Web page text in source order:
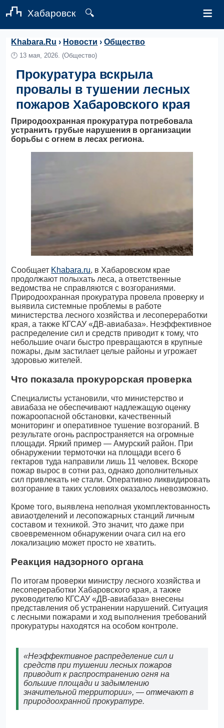
Хабаровск 🔍 ≡
Khabara.Ru › Новости ›Общество
🕛 13 мая, 2026. (Общество)
Прокуратура вскрыла
провалы в тушении лесных
пожаров Хабаровского края
Природоохранная прокуратура потребовала
устранить грубые нарушения в организации
борьбы с огнем в лесах региона.
Сообщает Khabara.ru, в Хабаровском крае
продолжают полыхать леса, а ответственные
ведомства не справляются с возгораниями.
Природоохранная прокуратура провела проверку и
выявила системные проблемы в работе
министерства лесного хозяйства и лесопереработки
края, а также КГСАУ «ДВ-авиабаза». Неэффективное
распределение сил и средств приводит к тому, что
небольшие очаги быстро превращаются в крупные
пожары, дым застилает целые районы и угрожает
здоровью жителей.
Что показала прокурорская проверка
Специалисты установили, что министерство и
авиабаза не обеспечивают надлежащую оценку
пожароопасной обстановки, качественный
мониторинг и оперативное тушение возгораний. В
результате огонь распространяется на огромные
площади. Яркий пример — Амурский район. При
обнаружении термоточки на площади всего 6
гектаров туда направили лишь 11 человек. Вскоре
пожар вырос в сотни раз, однако дополнительных
сил привлекать не стали. Оперативно ликвидировать
возгорание в таких условиях оказалось невозможно.
Кроме того, выявлена неполная укомплектованность
авиаотделений и лесопожарных станций личным
составом и техникой. Это значит, что даже при
своевременном обнаружении очага сил на его
локализацию может просто не хватить.
Реакция надзорного органа
По итогам проверки министру лесного хозяйства и
лесопереработки Хабаровского края, а также
руководителю КГСАУ «ДВ-авиабаза» внесены
представления об устранении нарушений. Ситуация
с лесными пожарами и ход выполнения требований
прокуратуры находятся на особом контроле.
«Неэффективное распределение сил и
средств при тушении лесных пожаров
приводит к распространению огня на
большие площади и задымлению
значительной территории», — отмечают в
природоохранной прокуратуре.